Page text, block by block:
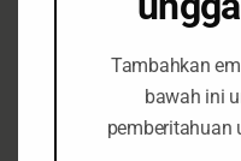
Brief
Tambahkan
bawah ini
pemberitahuan